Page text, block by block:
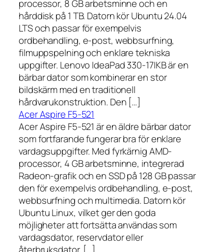
processor, 8 GB arbetsminne och en
hårddisk på 1 TB. Datorn kör Ubuntu 24.04
LTS och passar för exempelvis
ordbehandling, e-post, webbsurfning,
filmuppspelning och enklare tekniska
uppgifter. Lenovo IdeaPad 330-17IKB är en
bärbar dator som kombinerar en stor
bildskärm med en traditionell
hårdvarukonstruktion. Den […]
Acer Aspire F5-521
Acer Aspire F5-521 är en äldre bärbar dator
som fortfarande fungerar bra för enklare
vardagsuppgifter. Med fyrkärnig AMD-
processor, 4 GB arbetsminne, integrerad
Radeon-grafik och en SSD på 128 GB passar
den för exempelvis ordbehandling, e-post,
webbsurfning och multimedia. Datorn kör
Ubuntu Linux, vilket ger den goda
möjligheter att fortsätta användas som
vardagsdator, reservdator eller